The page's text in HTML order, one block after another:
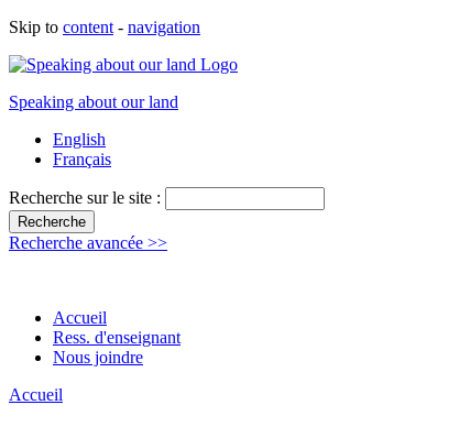
Skip to content - navigation
Speaking about our land
English
Français
Recherche sur le site :
Recherche avancée >>
Accueil
Ress. d'enseignant
Nous joindre
Accueil